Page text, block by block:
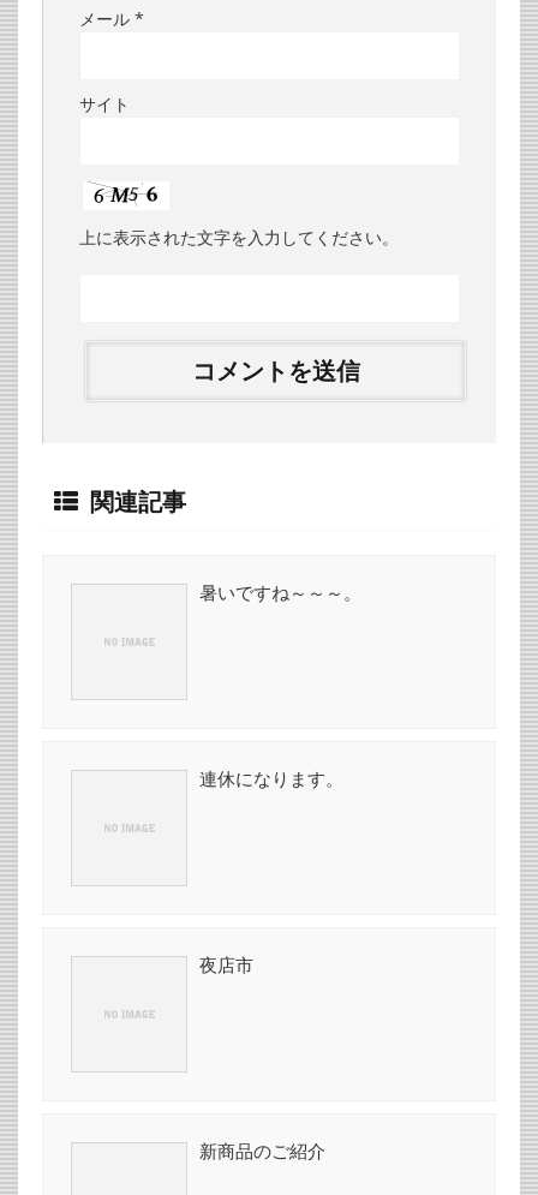
メール *
サイト
上に表示された文字を入力してください。
関連記事
暑いですね～～～。
連休になります。
夜店市
新商品のご紹介